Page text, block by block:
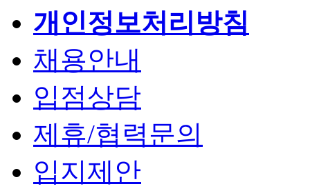
개인정보처리방침
채용안내
입점상담
제휴/협력문의
입지제안